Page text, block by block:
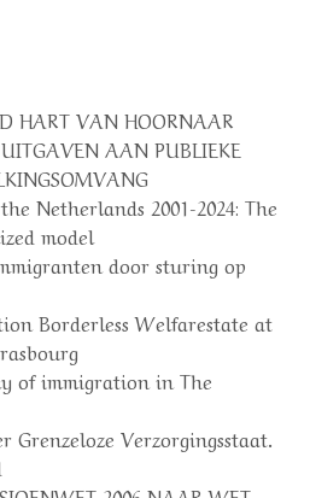
HART VAN HOORNAAR
AAN PUBLIEKE
Netherlands 2001-2024: The
model
door sturing op
Borderless Welfarestate at
of immigration in The
Grenzeloze Verzorgingsstaat.